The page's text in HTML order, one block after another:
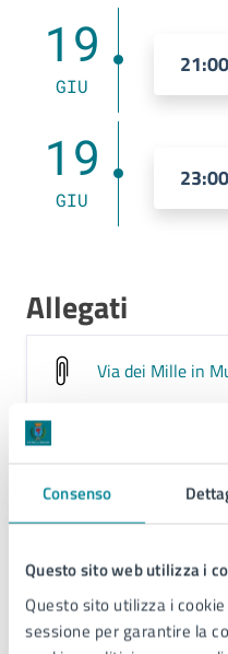
Consenso
Questo sito web utilizza i
Questo sito utilizza i
sessione per garantire la
19
GIU
19
GIU
Allegati
Via dei Mille in
Contatti
Ufficio Informazioni
(IAT)